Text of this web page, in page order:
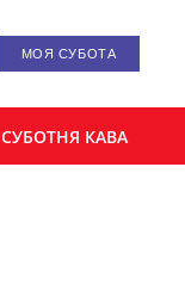
МОЯ СУБОТА
СУБОТНЯ КАВА